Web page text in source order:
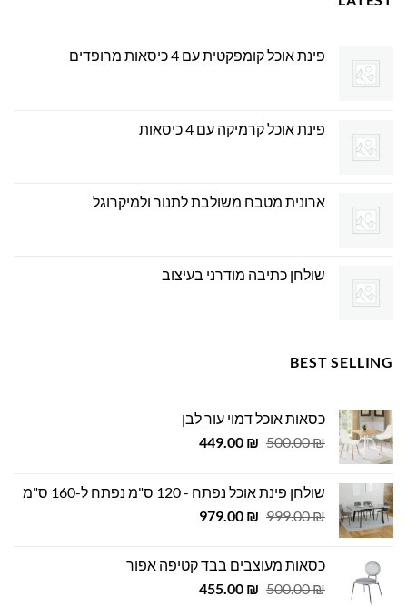
פינת אוכל קומפקטית עם 4 כיסאות מרופדים
פינת אוכל קרמיקה עם 4 כיסאות
ארונית מטבח משולבת לתנור ולמיקרוגל
שולחן כתיבה מודרני בעיצוב
BEST SELLING
כסאות אוכל דמוי עור לבן
500.00₪
המחיר
500.00 ₪.
449.00 ₪
המחיר
449.00 ₪.שולחן פינת אוכל נפתח - 120 ס"מ נפתח ל-160 ס"מ
999.00₪
המחיר
999.00 ₪.
979.00 ₪
המחיר
979.00 ₪.
כסאות מעוצבים בבד קטיפה אפור
500.00₪
המחיר
455.00 ₪
המחיר